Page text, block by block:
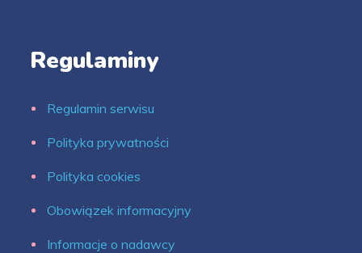
Regulaminy
Regulamin serwisu
Polityka prywatności
Polityka cookies
Obowiązek informacyjny
Informacje o nadawcy